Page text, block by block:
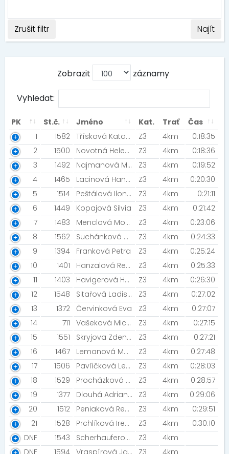
Zrušit filtr Najít
Zobrazit záznamy
Vyhledat:
PK St.č. Jméno Kat. Trať
Čas
1
1582 Třísková Katarína Z3 4km
0:18:35
2
1500 Novotná Helena Z3 4km
0:18:36
3
1492 Najmanová Marcela [NR Team Hradec Králové] Z3 4km
0:19:52
4
1465 Lacinová Hana [ZFP2025] Z3 4km
0:20:30
5
1514 Peštálová Ilona [Kopretiny] Z3 4km
0:21:11
6
1449 Kopajová Silvia Z3 4km
0:21:42
7
1483 Menclová Monika [Night Run Team] Z3 4km
0:23:06
8
1562 Suchánková Vlasta Z3 4km
0:24:33
9
1394 Franková Petra Z3 4km
0:25:24
10
1401 Hanzalová Renata [MIZUNO TEAM / NIGHT RUN TEAM] Z3 4km
0:25:33
11
1403 Havigerová Hana [SDH Pernštejn] Z3 4km
0:26:30
12
1548 Sitařová Ladislava Z3 4km
0:27:02
13
1372 Červinková Eva Z3 4km
0:27:07
14
711 Vašeková Michaela [Horáreň] Z3 4km
0:27:15
15
1551 Skryjova Zdena [4max fitness] Z3 4km
0:27:21
16
1467 Lemanová Marie Z3 4km
0:27:48
17
1506 Pavlíčková Leona Z3 4km
0:28:03
18
1529 Procházková Lenka Z3 4km
0:28:57
19
1377 Dlouhá Adriana [SK Druhý dech] Z3 4km
0:29:06
20
1512 Peniaková Renáta [Běhny na útěku] Z3 4km
0:29:51
21
1528 Prchlíková Irena Z3 4km
0:30:10
DNF
1543 Scherhauferová Margaréta Z3
4km
DNF
1594 Vraspírová Jana [Prostě běž ] Z3 4km